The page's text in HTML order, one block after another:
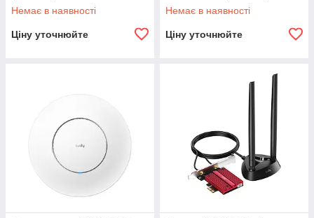
Немає в наявності
Ціну уточнюйте
Немає в наявності
Ціну уточнюйте